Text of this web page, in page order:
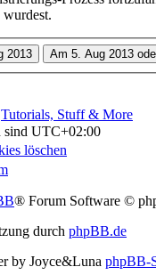
Tutorials, Stuff & More
sind UTC+02:00
löschen
® Forum Software ©
durch phpBB.de
by Joyce&Luna phpBB-